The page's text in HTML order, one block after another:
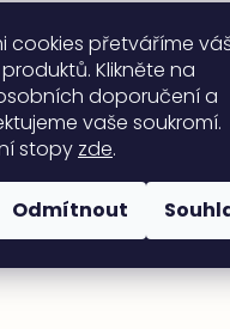
cookies přetváříme
Klikněte na
doporučení a
vaše soukromí.
stopy zde.
Odmítnout